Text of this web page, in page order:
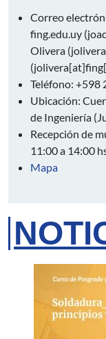
Correo
fing.edu.uy
Olivera (jolivera
Teléfono: +598
Ubicación:
de Ingeniería
Recepción de
11:00 a 14:00
Mapa